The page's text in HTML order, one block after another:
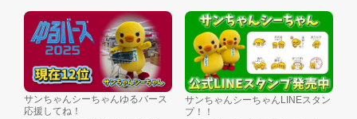
サンちゃんシーちゃんゆるバース
応援してね！
サンちゃんシーちゃんLINEスタン
プ！！